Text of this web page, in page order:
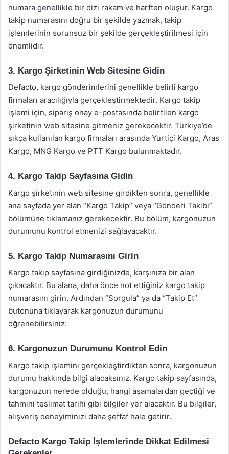
numara genellikle bir dizi rakam ve harften oluşur. Kargo
takip numarasını doğru bir şekilde yazmak, takip
işlemlerinin sorunsuz bir şekilde gerçekleştirilmesi için
önemlidir.
3. Kargo Şirketinin Web Sitesine Gidin
Defacto, kargo gönderimlerini genellikle belirli kargo
firmaları aracılığıyla gerçekleştirmektedir. Kargo takip
işlemi için, sipariş onay e-postasında belirtilen kargo
şirketinin web sitesine gitmeniz gerekecektir. Türkiye’de
sıkça kullanılan kargo firmaları arasında Yurtiçi Kargo, Aras
Kargo, MNG Kargo ve PTT Kargo bulunmaktadır.
4. Kargo Takip Sayfasına Gidin
Kargo şirketinin web sitesine girdikten sonra, genellikle
ana sayfada yer alan “Kargo Takip” veya “Gönderi Takibi”
bölümüne tıklamanız gerekecektir. Bu bölüm, kargonuzun
durumunu kontrol etmenizi sağlayacaktır.
5. Kargo Takip Numarasını Girin
Kargo takip sayfasına girdiğinizde, karşınıza bir alan
çıkacaktır. Bu alana, daha önce not ettiğiniz kargo takip
numarasını girin. Ardından “Sorgula” ya da “Takip Et”
butonuna tıklayarak kargonuzun durumunu
öğrenebilirsiniz.
6. Kargonuzun Durumunu Kontrol Edin
Kargo takip işlemini gerçekleştirdikten sonra, kargonuzun
durumu hakkında bilgi alacaksınız. Kargo takip sayfasında,
kargonuzun nerede olduğu, hangi aşamalardan geçtiği ve
tahmini teslimat tarihi gibi bilgiler yer alacaktır. Bu bilgiler,
alışveriş deneyiminizi daha şeffaf hale getirir.
Defacto Kargo Takip İşlemlerinde Dikkat Edilmesi